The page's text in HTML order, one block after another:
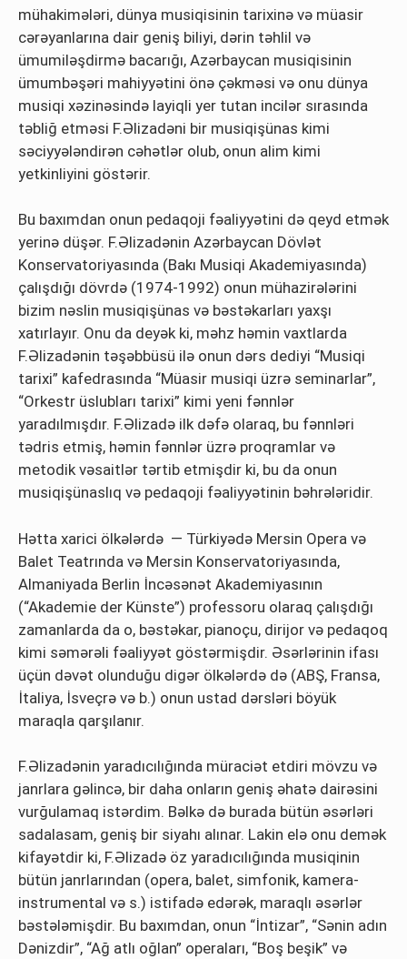
mühakimələri, dünya musiqisinin tarixinə və müasir
cərəyanlarına dair geniş biliyi, dərin təhlil və
ümumiləşdirmə bacarığı, Azərbaycan musiqisinin
ümumbəşəri mahiyyətini önə çəkməsi və onu dünya
musiqi xəzinəsində layiqli yer tutan incilər sırasında
təbliğ etməsi F.Əlizadəni bir musiqişünas kimi
səciyyələndirən cəhətlər olub, onun alim kimi
yetkinliyini göstərir.
Bu baxımdan onun pedaqoji fəaliyyətini də qeyd etmək
yerinə düşər. F.Əlizadənin Azərbaycan Dövlət
Konservatoriyasında (Bakı Musiqi Akademiyasında)
çalışdığı dövrdə (1974-1992) onun mühazirələrini
bizim nəslin musiqişünas və bəstəkarları yaxşı
xatırlayır. Onu da deyək ki, məhz həmin vaxtlarda
F.Əlizadənin təşəbbüsü ilə onun dərs dediyi “Musiqi
tarixi” kafedrasında “Müasir musiqi üzrə seminarlar”,
“Orkestr üslubları tarixi” kimi yeni fənnlər
yaradılmışdır. F.Əlizadə ilk dəfə olaraq, bu fənnləri
tədris etmiş, həmin fənnlər üzrə proqramlar və
metodik vəsaitlər tərtib etmişdir ki, bu da onun
musiqişünaslıq və pedaqoji fəaliyyətinin bəhrələridir.
Hətta xarici ölkələrdə — Türkiyədə Mersin Opera və
Balet Teatrında və Mersin Konservatoriyasında,
Almaniyada Berlin İncəsənət Akademiyasının
(“Akademie der Künste”) professoru olaraq çalışdığı
zamanlarda da o, bəstəkar, pianoçu, dirijor və pedaqoq
kimi səmərəli fəaliyyət göstərmişdir. Əsərlərinin ifası
üçün dəvət olunduğu digər ölkələrdə də (ABŞ, Fransa,
İtaliya, İsveçrə və b.) onun ustad dərsləri böyük
maraqla qarşılanır.
F.Əlizadənin yaradıcılığında müraciət etdiri mövzu və
janrlara gəlincə, bir daha onların geniş əhatə dairəsini
vurğulamaq istərdim. Bəlkə də burada bütün əsərləri
sadalasam, geniş bir siyahı alınar. Lakin elə onu demək
kifayətdir ki, F.Əlizadə öz yaradıcılığında musiqinin
bütün janrlarından (opera, balet, simfonik, kamera-
instrumental və s.) istifadə edərək, maraqlı əsərlər
bəstələmişdir. Bu baxımdan, onun “İntizar”, “Sənin adın
Dənizdir”, “Ağ atlı oğlan” operaları, “Boş beşik” və